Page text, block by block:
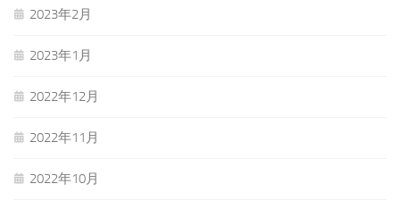
2023年2月
2023年1月
2022年12月
2022年11月
2022年10月